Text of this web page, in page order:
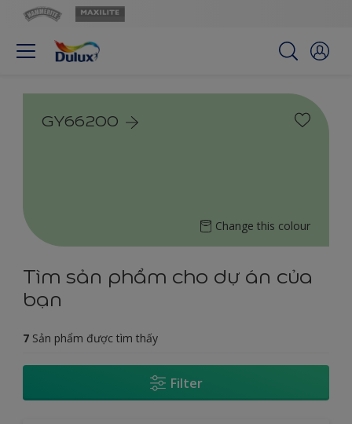
GY66200
Change this colour
Tìm sản phẩm cho dự án của
bạn
7 Sản phẩm được tìm thấy
Filter